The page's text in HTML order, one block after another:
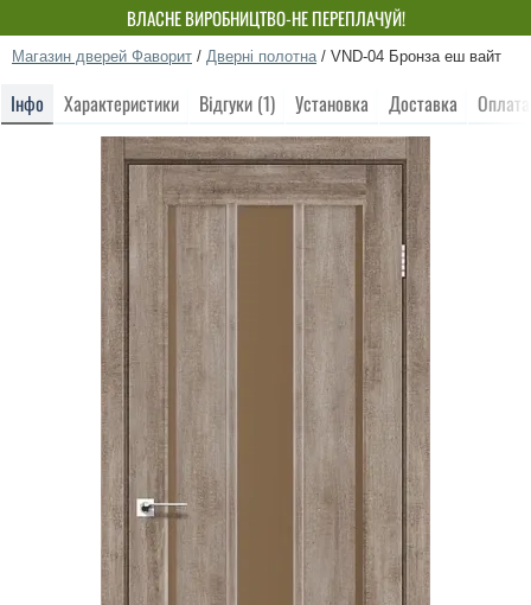
ВЛАСНЕ ВИРОБНИЦТВО-НЕ ПЕРЕПЛАЧУЙ!
Магазин дверей Фаворит / Дверні полотна / VND-04 Бронза еш вайт
Інфо Характеристики Відгуки (1) Установка Доставка Оплата